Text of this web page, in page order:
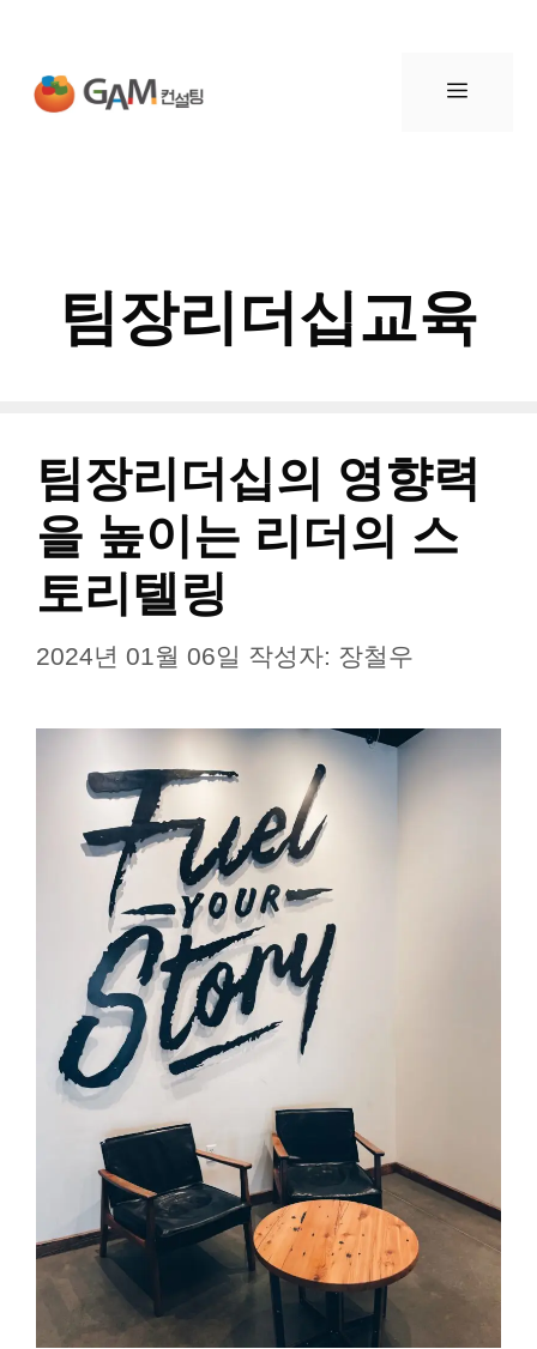
메
팀장리더십교육
팀장리더십의 영향력
을 높이는 리더의 스
토리텔링
2024년 01월 06일 작성자: 장철우